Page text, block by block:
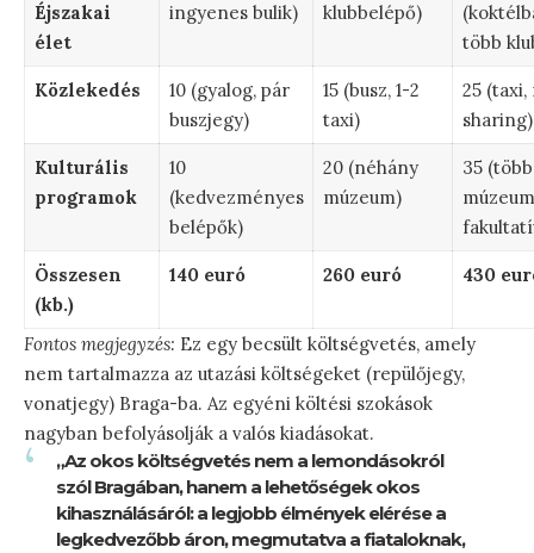
Éjszakai
élet
ingyenes bulik)
klubbelépő)
több
Közlekedés
10 (gyalog, pár
buszjegy)
15 (busz, 1-2
taxi)
25
sharing)
Kulturális
programok
10
(kedvezményes
belépők)
20 (néhány
múzeum)
35 (több
Összesen
(kb.)
140 euró 260 euró 430
Fontos megjegyzés: Ez egy becsült költségvetés, amely
nem tartalmazza az utazási költségeket (repülőjegy,
vonatjegy) Braga-ba. Az egyéni költési szokások
nagyban befolyásolják a valós kiadásokat.
„Az okos költségvetés nem a lemondásokról
szól Bragában, hanem a lehetőségek okos
kihasználásáról: a legjobb élmények elérése a
legkedvezőbb áron, megmutatva a fiataloknak,